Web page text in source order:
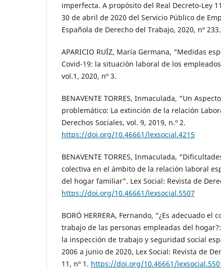
imperfecta. A propósito del Real Decreto-Ley
30 de abril de 2020 del Servicio Público de
Española de Derecho del Trabajo, 2020, nº 233.
APARICIO RUÍZ, María Germana, “Medidas
Covid-19: la situación laboral de los
vol.1, 2020, nº 3.
BENAVENTE TORRES, Inmaculada, “Un
problemático: La extinción de la relación
Derechos Sociales, vol. 9, 2019, n.º 2.
https://doi.org/10.46661/lexsocial.4215
BENAVENTE TORRES, Inmaculada,
colectiva en el ámbito de la relación laboral
del hogar familiar”. Lex Social: Revista de
https://doi.org/10.46661/lexsocial.5507
BORÓ HERRERA, Fernando, “¿Es adecuado
trabajo de las personas empleadas del
la inspección de trabajo y seguridad social
2006 a junio de 2020, Lex Social: Revista de
11, nº 1. https://doi.org/10.46661/